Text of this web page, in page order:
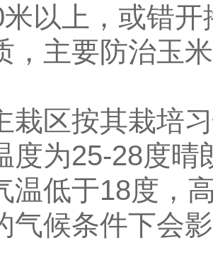
以上，或错
，主要防治玉
栽区按其栽培
度为25-28度晴
温低于18度，
气候条件下会